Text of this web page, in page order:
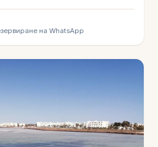
на WhatsApp